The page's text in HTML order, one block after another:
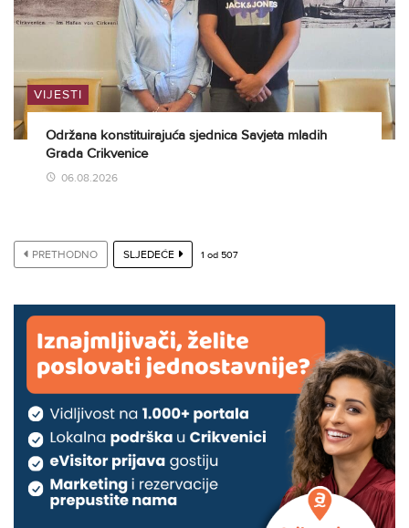
VIJESTI
Održana konstituirajuća sjednica Savjeta mladih
Grada Crikvenice
06.08.2026
PRETHODNO SLJEDEĆE 1 od 507